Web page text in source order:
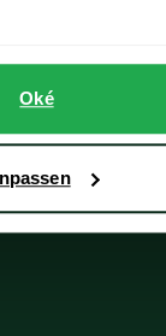
Oké